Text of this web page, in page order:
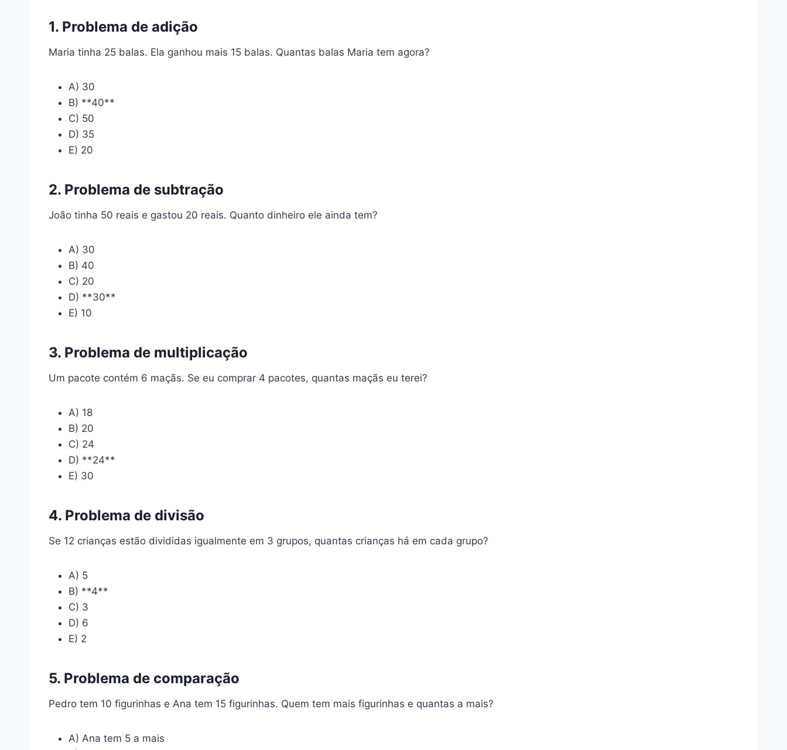
1. Problema de adição
Maria tinha 25 balas. Ela ganhou mais 15 balas. Quantas balas Maria tem agora?
A) 30
B) **40**
C) 50
D) 35
E) 20
2. Problema de subtração
João tinha 50 reais e gastou 20 reais. Quanto dinheiro ele ainda tem?
A) 30
B) 40
C) 20
D) **30**
E) 10
3. Problema de multiplicação
Um pacote contém 6 maçãs. Se eu comprar 4 pacotes, quantas maçãs eu terei?
A) 18
B) 20
C) 24
D) **24**
E) 30
4. Problema de divisão
Se 12 crianças estão divididas igualmente em 3 grupos, quantas crianças há em cada grupo?
A) 5
B) **4**
C) 3
D) 6
E) 2
5. Problema de comparação
Pedro tem 10 figurinhas e Ana tem 15 figurinhas. Quem tem mais figurinhas e quantas a mais?
A) Ana tem 5 a mais